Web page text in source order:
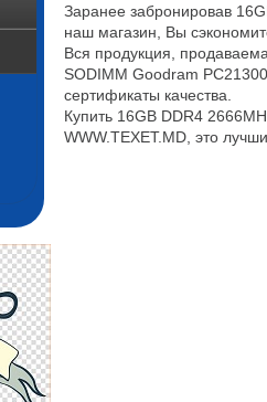
Заранее забронировав
наш магазин, Вы
Вся продукция,
SODIMM Goodram
сертификаты качества.
Купить 16GB DDR4
WWW.TEXET.MD, это